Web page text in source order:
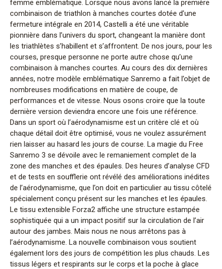
femme emblématique. Lorsque nous avons lancé la première
combinaison de triathlon à manches courtes dotée d’une
fermeture intégrale en 2014, Castelli a été une véritable
pionnière dans l’univers du sport, changeant la manière dont
les triathlètes s’habillent et s’affrontent. De nos jours, pour les
courses, presque personne ne porte autre chose qu’une
combinaison à manches courtes. Au cours des dix dernières
années, notre modèle emblématique Sanremo a fait l’objet de
nombreuses modifications en matière de coupe, de
performances et de vitesse. Nous osons croire que la toute
dernière version deviendra encore une fois une référence.
Dans un sport où l’aérodynamisme est un critère clé et où
chaque détail doit être optimisé, vous ne voulez assurément
rien laisser au hasard les jours de course. La magie du Free
Sanremo 3 se dévoile avec le remaniement complet de la
zone des manches et des épaules. Des heures d’analyse CFD
et de tests en soufflerie ont révélé des améliorations inédites
de l’aérodynamisme, que l’on doit en particulier au tissu côtelé
spécialement conçu présent sur les manches et les épaules.
Le tissu extensible Forza2 affiche une structure estampée
sophistiquée qui a un impact positif sur la circulation de l’air
autour des jambes. Mais nous ne nous arrêtons pas à
l’aérodynamisme. La nouvelle combinaison vous soutient
également lors des jours de compétition les plus chauds. Les
tissus légers et respirants sur le corps et la poche à glace